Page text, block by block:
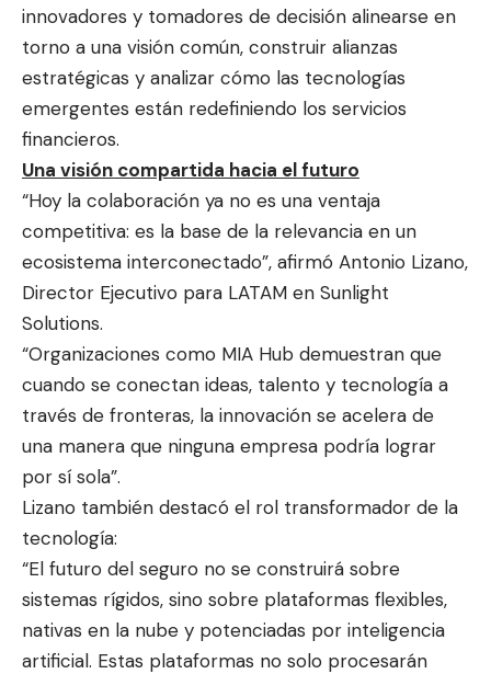
innovadores y tomadores de decisión alinearse en
torno a una visión común, construir alianzas
estratégicas y analizar cómo las tecnologías
emergentes están redefiniendo los servicios
financieros.
Una visión compartida hacia el futuro
“Hoy la colaboración ya no es una ventaja
competitiva: es la base de la relevancia en un
ecosistema interconectado”, afirmó Antonio Lizano,
Director Ejecutivo para LATAM en Sunlight
Solutions.
“Organizaciones como MIA Hub demuestran que
cuando se conectan ideas, talento y tecnología a
través de fronteras, la innovación se acelera de
una manera que ninguna empresa podría lograr
por sí sola”.
Lizano también destacó el rol transformador de la
tecnología:
“El futuro del seguro no se construirá sobre
sistemas rígidos, sino sobre plataformas flexibles,
nativas en la nube y potenciadas por inteligencia
artificial. Estas plataformas no solo procesarán